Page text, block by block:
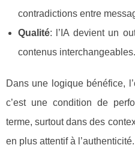
contradictions entre
Qualité: l’IA devient un
contenus interchangeables.
Dans une logique bénéfice,
c’est une condition de
terme, surtout dans des
en plus attentif à l’authenticité.